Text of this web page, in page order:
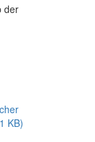
der
KB)